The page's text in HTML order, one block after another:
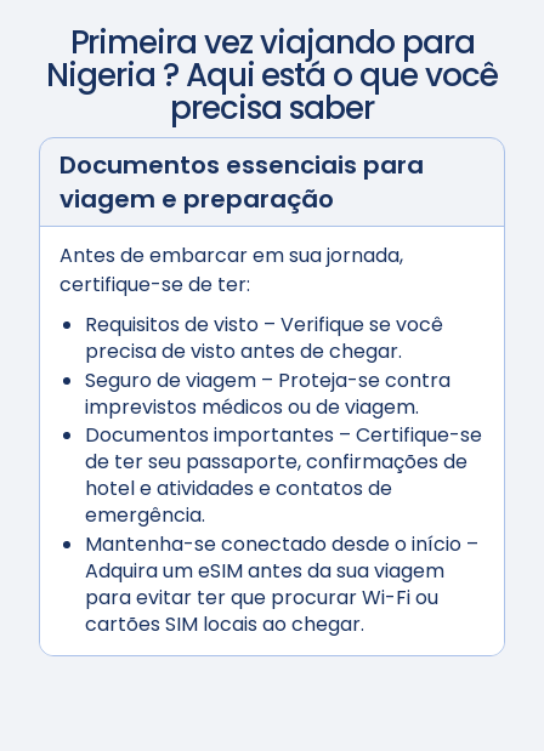
Primeira vez viajando para
Nigeria ? Aqui está o que você
precisa saber
Documentos essenciais para
viagem e preparação
Antes de embarcar em sua jornada,
certifique-se de ter:
Requisitos de visto – Verifique se você
precisa de visto antes de chegar.
Seguro de viagem – Proteja-se contra
imprevistos médicos ou de viagem.
Documentos importantes – Certifique-se
de ter seu passaporte, confirmações de
hotel e atividades e contatos de
emergência.
Mantenha-se conectado desde o início –
Adquira um eSIM antes da sua viagem
para evitar ter que procurar Wi-Fi ou
cartões SIM locais ao chegar.